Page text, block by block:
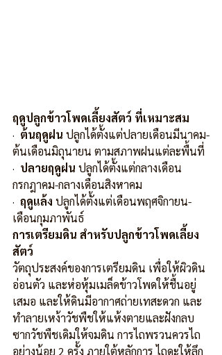
ฤดูปลูกข้าวโพดเลี้ยงสัตว์ ที่เหมาะสม
· ต้นฤดูฝน ปลูกได้ตั้งแต่ปลายเดือนมีนาคม-
ต้นเดือนมิถุนายน ตามสภาพฝนแต่ละพื้นที่
· ปลายฤดูฝน ปลูกได้ตั้งแต่กลางเดือน
กรกฎาคม-กลางเดือนสิงหาคม
· ฤดูแล้ง ปลูกได้ตั้งแต่เดือนพฤศจิกายน-
เดือนกุมภาพันธ์
การเตรียมดิน สำหรับปลูกข้าวโพดเลี้ยง
สัตว์
วัตถุประสงค์ของการเตรียมดิน เพื่อให้ผิวดิน
อ่อนตัว และห่อหุ้มเมล็ดข้าวโพดให้ชื้นอยู่
เสมอ และให้ดินมีอากาศถ่ายเทสะดวก และ
ทำลายเหง้าวัชพืชให้แห้งตายและฝังกลบ
ซากวัชพืชเดิมให้จมดิน การไถพรวนควรไถ
อย่างน้อย 2 ครั้ง ภายใต้หลักการ ไถดะให้ลึก